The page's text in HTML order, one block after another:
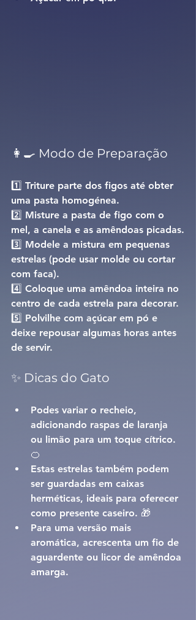
👩‍🍳 Modo de Preparação
1️⃣ Triture parte dos figos até obter
uma pasta homogénea.
2️⃣ Misture a pasta de figo com o
mel, a canela e as amêndoas picadas.
3️⃣ Modele a mistura em pequenas
estrelas (pode usar molde ou cortar
com faca).
4️⃣ Coloque uma amêndoa inteira no
centro de cada estrela para decorar.
5️⃣ Polvilhe com açúcar em pó e
deixe repousar algumas horas antes
de servir.
✨ Dicas do Gato
Podes variar o recheio,
adicionando raspas de laranja
ou limão para um toque cítrico.
🍊
Estas estrelas também podem
ser guardadas em caixas
herméticas, ideais para oferecer
como presente caseiro. 🎁
Para uma versão mais
aromática, acrescenta um fio de
aguardente ou licor de amêndoa
amarga.